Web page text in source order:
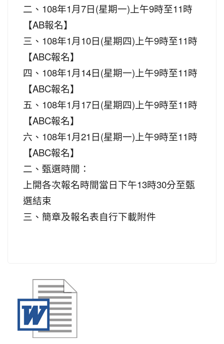
二、108年1月7日(星期一)上午9時至11時
【AB報名】
三、108年1月10日(星期四)上午9時至11時
【ABC報名】
四、108年1月14日(星期一)上午9時至11時
【ABC報名】
五、108年1月17日(星期四)上午9時至11時
【ABC報名】
六、108年1月21日(星期一)上午9時至11時
【ABC報名】
二、甄選時間：
上開各次報名時間當日下午13時30分至甄
選結束
三、簡章及報名表自行下載附件